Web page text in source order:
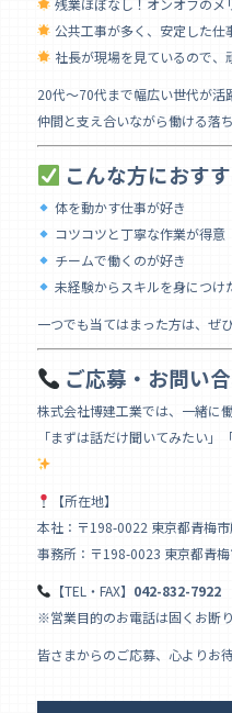
公共工事が多く、安定した仕
社長が現場を見ているので、
20代〜70代まで幅広い世代が活
仲間と支え合いながら働ける落
こんな方におすす
体を動かす仕事が好き
コツコツと丁寧な作業が得意
チームで働くのが好き
未経験からスキルを身につけ
一つでも当てはまった方は、ぜ
ご応募・お問い
株式会社博建工業では、一緒に
「まずは話だけ聞いてみたい
【所在地】
本社：〒198-0022 東京都青梅
事務所：〒198-0023 東京都青
【TEL・FAX】 042-832-7922
※営業目的のお電話は固くお断り
皆さまからのご応募、心よりお